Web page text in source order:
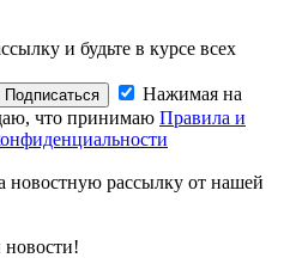
и будьте в курсе всех
Подписаться
Нажимая на
что принимаю Правила и
рассылку от нашей